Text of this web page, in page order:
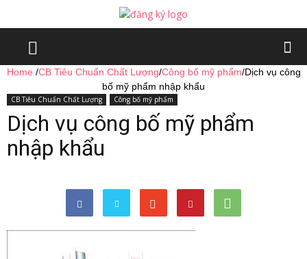
Home /CB Tiêu Chuẩn Chất Lượng/Công bố mỹ phẩm/Dịch vụ công
bố mỹ phẩm nhập khẩu
CB Tiêu Chuẩn Chất Lượng Công bố mỹ phẩm
Dịch vụ công bố mỹ phẩm
nhập khẩu